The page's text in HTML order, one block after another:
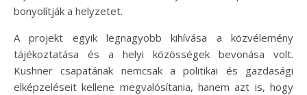
bonyolítják a helyzetet.
A projekt egyik legnagyobb kihívása a közvélemény
tájékoztatása és a helyi közösségek bevonása volt.
Kushner csapatának nemcsak a politikai és gazdasági
elképzeléseit kellene megvalósítania, hanem azt is, hogy